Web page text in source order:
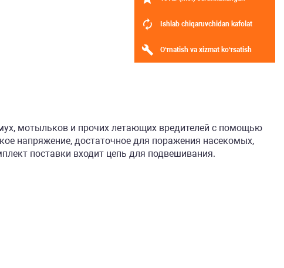
Ishlab chiqaruvchidan kafolat
O‘rnatish va xizmat ko‘rsatish
мотыльков и прочих летающих вредителей с помощью
напряжение, достаточное для поражения насекомых,
поставки входит цепь для подвешивания.